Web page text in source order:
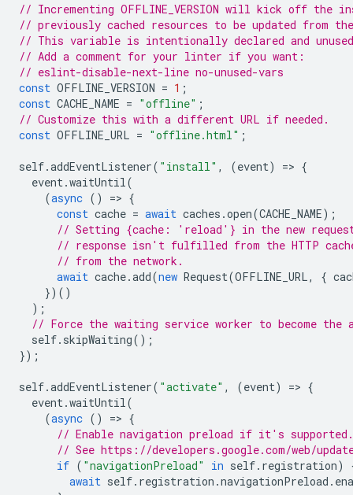
// Incrementing OFFLINE_VERSION will kick off the
// previously cached resources to be updated from
// This variable is intentionally declared and
// Add a comment for your linter if you want:
// eslint-disable-next-line no-unused-vars
const OFFLINE_VERSION = 1 ;
const CACHE_NAME = "offline" ;
// Customize this with a different URL if needed.
const OFFLINE_URL = "offline.html" ;
self.addEventListener( "install" , (event) => {
event .waitUntil (
(async () => {
const cache = await caches .open(CACHE_NAME);
// Setting {cache: 'reload'} in the new
// response isn't fulfilled from the HTTP
// from the network.
await cache.add(new Request(OFFLINE_URL, {
})()
);
// Force the waiting service worker to become the
self. skipWaiting();
});
self.addEventListener( "activate" , (event) => {
event .waitUntil (
(async () => {
// Enable navigation preload if it's supported.
// See https://developers.google.com/web/
if ( "navigationPreload" in self. registration)
await self. registration .navigationPreload .